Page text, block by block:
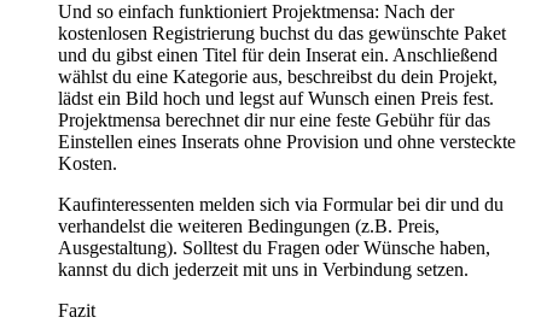
Und so einfach funktioniert Projektmensa: Nach der
kostenlosen Registrierung buchst du das gewünschte Paket
und du gibst einen Titel für dein Inserat ein. Anschließend
wählst du eine Kategorie aus, beschreibst du dein Projekt,
lädst ein Bild hoch und legst auf Wunsch einen Preis fest.
Projektmensa berechnet dir nur eine feste Gebühr für das
Einstellen eines Inserats ohne Provision und ohne versteckte
Kosten.
Kaufinteressenten melden sich via Formular bei dir und du
verhandelst die weiteren Bedingungen (z.B. Preis,
Ausgestaltung). Solltest du Fragen oder Wünsche haben,
kannst du dich jederzeit mit uns in Verbindung setzen.
Fazit